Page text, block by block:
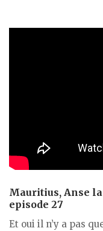
Mauritius, Anse
episode 27
Et oui il n’y a pas